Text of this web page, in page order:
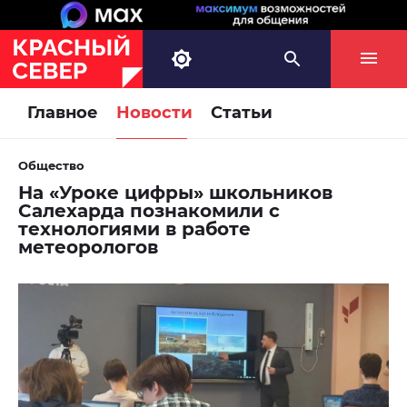
Главное Новости Статьи
Общество
На «Уроке цифры» школьников
Салехарда познакомили с
технологиями в работе
метеорологов